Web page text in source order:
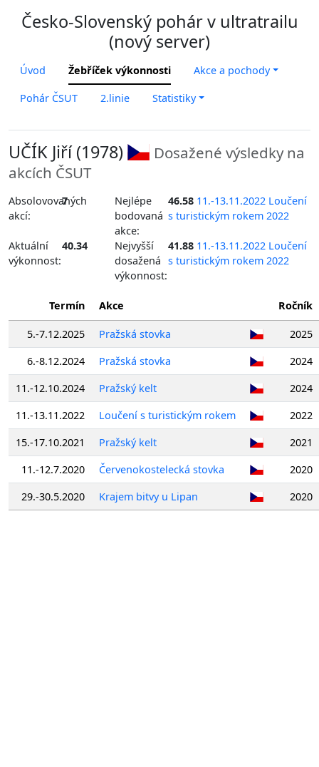
Česko-Slovenský pohár v ultratrailu
(nový server)
Úvod Žebříček výkonnosti Akce a pochody
Pohár ČSUT 2.linie Statistiky
UČÍK Jiří (1978)
Dosažené výsledky na
akcích ČSUT
Absolovovaných
akcí:
7
Nejlépe
bodovaná
akce:
46.58 11.-13.11.2022 Loučení
s turistickým rokem 2022
Aktuální
výkonnost:
40.34
Nejvyšší
dosažená
výkonnost:
41.88 11.-13.11.2022 Loučení
s turistickým rokem 2022
Termín Akce Ročník
5.-7.12.2025 Pražská stovka
2025
6.-8.12.2024
Pražská stovka
2024
11.-12.10.2024
Pražský kelt
2024
11.-13.11.2022
Loučení s turistickým rokem
2022
15.-17.10.2021
Pražský kelt
2021
11.-12.7.2020
Červenokostelecká stovka
2020
29.-30.5.2020
Krajem bitvy u Lipan 2020